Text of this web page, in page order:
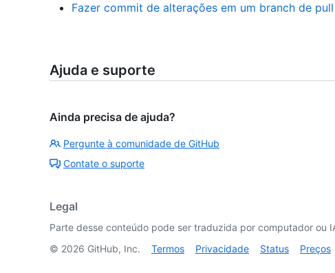
Fazer commit de alterações em um branch de
Ajuda e suporte
Ainda precisa de ajuda?
Pergunte à comunidade de GitHub
Contate o suporte
Legal
Parte desse conteúdo pode ser traduzida por computador ou
© 2026 GitHub, Inc. Termos Privacidade Status Preços